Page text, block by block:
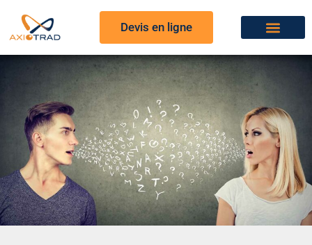
Devis en ligne